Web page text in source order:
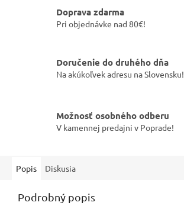
Doprava zdarma
Pri objednávke nad 80€!
Doručenie do druhého dňa
Na akúkoľvek adresu na Slovensku!
Možnosť osobného odberu
V kamennej predajni v Poprade!
Popis Diskusia
Podrobný popis